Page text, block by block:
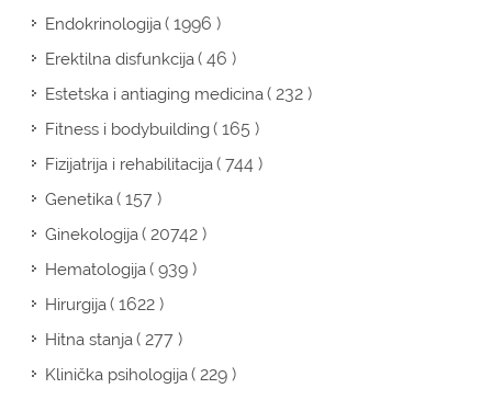
Endokrinologija( 1996 )
Erektilna disfunkcija( 46 )
Estetska i antiaging medicina( 232 )
Fitness i bodybuilding( 165 )
Fizijatrija i rehabilitacija( 744 )
Genetika( 157 )
Ginekologija( 20742 )
Hematologija( 939 )
Hirurgija( 1622 )
Hitna stanja( 277 )
Klinička psihologija( 229 )